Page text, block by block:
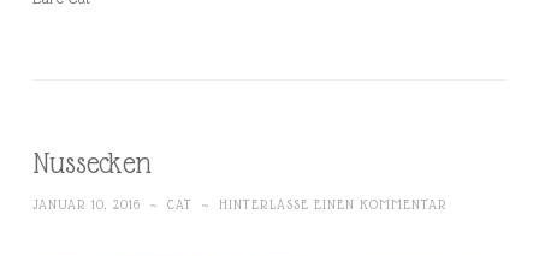
Nussecken
JANUAR 10, 2016 ~ CAT ~ HINTERLASSE EINEN KOMMENTAR